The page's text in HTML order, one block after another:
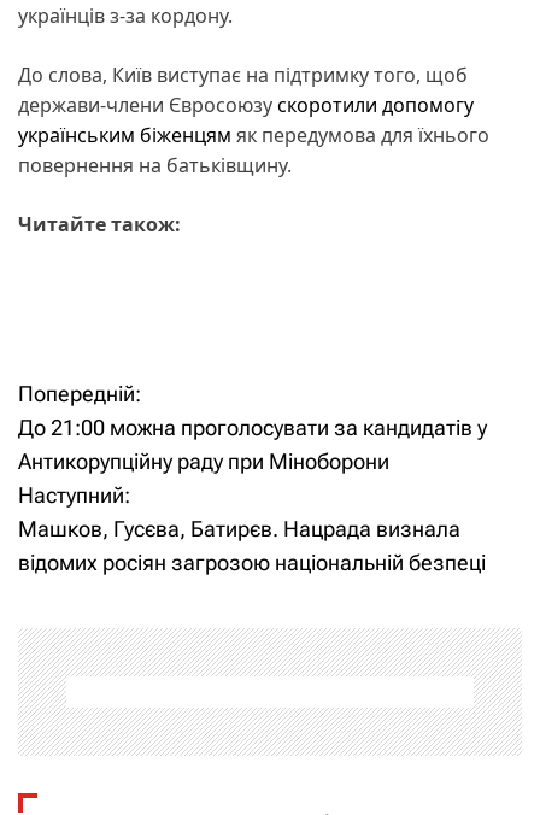
українців з-за кордону.
До слова, Київ виступає на підтримку того, щоб
держави-члени Євросоюзускоротили допомогу
українським біженцям як передумова для їхнього
повернення на батьківщину.
Читайте також:
Н
а
в
і
а
ц
і
Попередній:
До 21:00 можна проголосувати за кандидатів у
Антикорупційну раду при Міноборони
Наступний:
Машков, Гусєва, Батирєв. Нацрада визнала
відомих росіян загрозою національній безпеці